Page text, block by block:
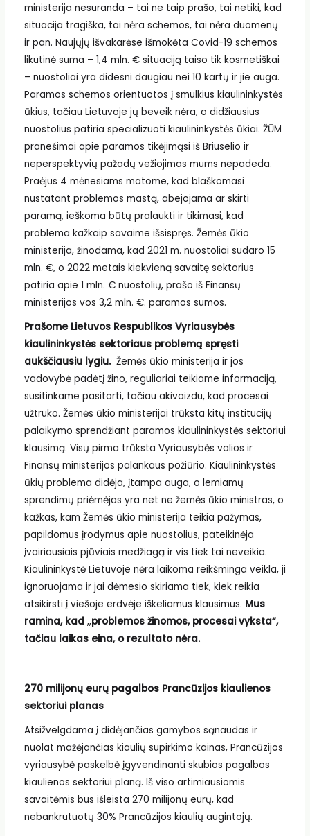
ministerija nesuranda – tai ne taip prašo, tai netiki, kad
situacija tragiška, tai nėra schemos, tai nėra duomenų
ir pan. Naujųjų išvakarėse išmokėta Covid-19 schemos
likutinė suma – 1,4 mln. € situaciją taiso tik kosmetiškai
– nuostoliai yra didesni daugiau nei 10 kartų ir jie auga.
Paramos schemos orientuotos į smulkius kiaulininkystės
ūkius, tačiau Lietuvoje jų beveik nėra, o didžiausius
nuostolius patiria specializuoti kiaulininkystės ūkiai. ŽŪM
pranešimai apie paramos tikėjimąsi iš Briuselio ir
neperspektyvių pažadų vežiojimas mums nepadeda.
Praėjus 4 mėnesiams matome, kad blaškomasi
nustatant problemos mastą, abejojama ar skirti
paramą, ieškoma būtų pralaukti ir tikimasi, kad
problema kažkaip savaime išsispręs. Žemės ūkio
ministerija, žinodama, kad 2021 m. nuostoliai sudaro 15
mln. €, o 2022 metais kiekvieną savaitę sektorius
patiria apie 1 mln. € nuostolių, prašo iš Finansų
ministerijos vos 3,2 mln. €. paramos sumos.
Prašome Lietuvos Respublikos Vyriausybės
kiaulininkystės sektoriaus problemą spręsti
aukščiausiu lygiu. Žemės ūkio ministerija ir jos
vadovybė padėtį žino, reguliariai teikiame informaciją,
susitinkame pasitarti, tačiau akivaizdu, kad procesai
užtruko. Žemės ūkio ministerijai trūksta kitų institucijų
palaikymo sprendžiant paramos kiaulininkystės sektoriui
klausimą. Visų pirma trūksta Vyriausybės valios ir
Finansų ministerijos palankaus požiūrio. Kiaulininkystės
ūkių problema didėja, įtampa auga, o lemiamų
sprendimų priėmėjas yra net ne žemės ūkio ministras, o
kažkas, kam Žemės ūkio ministerija teikia pažymas,
papildomus įrodymus apie nuostolius, pateikinėja
įvairiausiais pjūviais medžiagą ir vis tiek tai neveikia.
Kiaulininkystė Lietuvoje nėra laikoma reikšminga veikla, ji
ignoruojama ir jai dėmesio skiriama tiek, kiek reikia
atsikirsti į viešoje erdvėje iškeliamus klausimus. Mus
ramina, kad,,problemos žinomos, procesai vyksta“,
tačiau laikas eina, o rezultato nėra.
270 milijonų eurų pagalbos Prancūzijos kiaulienos
sektoriui planas
Atsižvelgdama į didėjančias gamybos sąnaudas ir
nuolat mažėjančias kiaulių supirkimo kainas, Prancūzijos
vyriausybė paskelbė įgyvendinanti skubios pagalbos
kiaulienos sektoriui planą. Iš viso artimiausiomis
savaitėmis bus išleista 270 milijonų eurų, kad
nebankrutuotų 30% Prancūzijos kiaulių augintojų.